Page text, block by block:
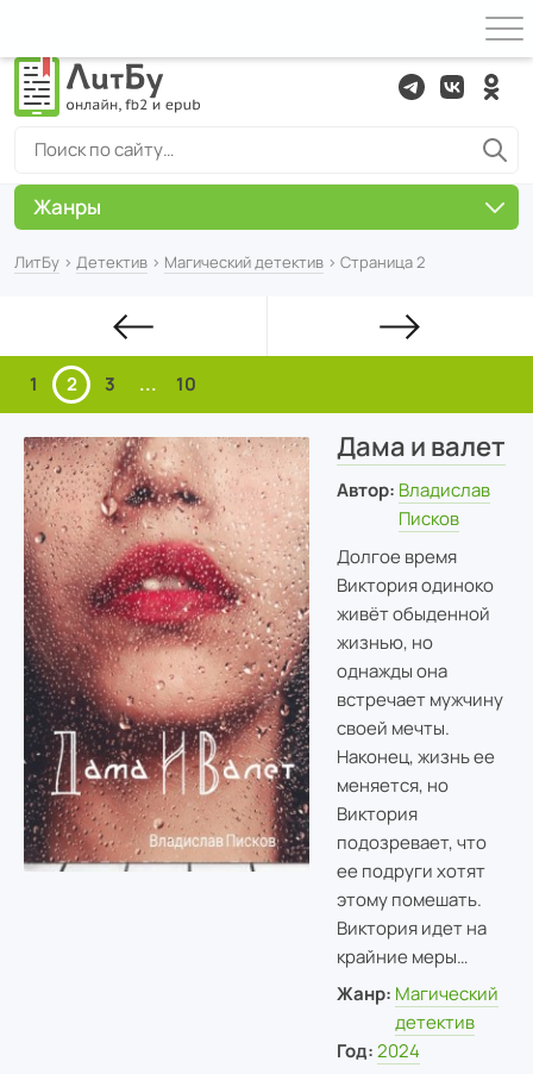
ЛитБу › Детектив › Магический детектив › Страница 2
1 2 3 ... 10
Дама и валет
Автор: Владислав
Писков
Долгое время
Виктория одиноко
живёт обыденной
жизнью, но
однажды она
встречает мужчину
своей мечты.
Наконец, жизнь ее
меняется, но
Виктория
подозревает, что
ее подруги хотят
этому помешать.
Виктория идет на
крайние меры…
Жанр: Магический
детектив
Год: 2024
Жанры